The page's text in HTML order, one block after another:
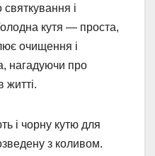
і
кутя — проста,
очищення і
нагадуючи про
житті.
і чорну кутю для
з коливом.